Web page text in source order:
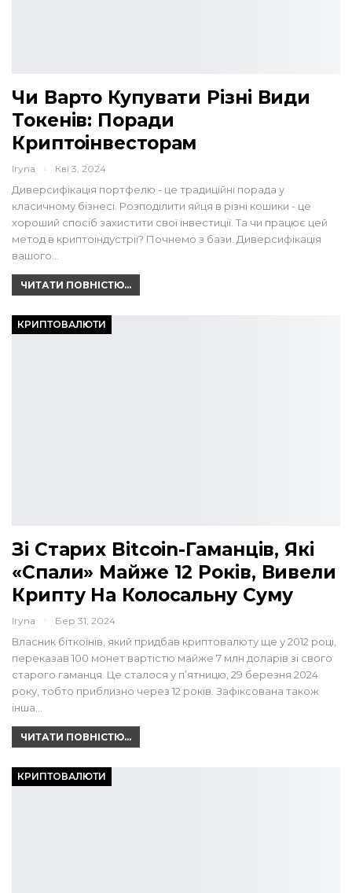
Чи Варто Купувати Різні Види
Токенів: Поради
Криптоінвесторам
Iryna Кві 3, 2024
Диверсифікація портфелю - це традиційні порада у
класичному бізнесі. Розподілити яйця в різні кошики - це
хороший спосіб захистити свої інвестиції. Та чи працює цей
метод в криптоіндустрії? Почнемо з бази. Диверсифікація
вашого…
ЧИТАТИ ПОВНІСТЮ...
КРИПТОВАЛЮТИ
Зі Старих Bitcoin-Гаманців, Які
«спали» Майже 12 Років, Вивели
Крипту На Колосальну Суму
Iryna Бер 31, 2024
Власник біткоїнів, який придбав криптовалюту ще у 2012 році,
переказав 100 монет вартістю майже 7 млн доларів зі свого
старого гаманця. Це сталося у п’ятницю, 29 березня 2024
року, тобто приблизно через 12 років. Зафіксована також
інша…
ЧИТАТИ ПОВНІСТЮ...
КРИПТОВАЛЮТИ